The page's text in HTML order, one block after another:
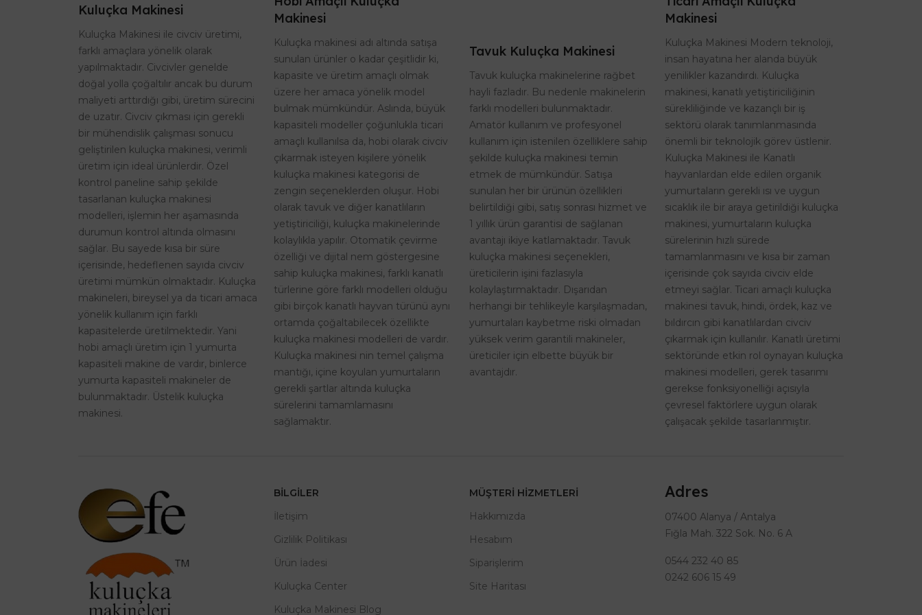
Kuluçka Makinesi
Kuluçka Makinesi ile civciv üretimi,
farklı amaçlara yönelik olarak
yapılmaktadır. Civcivler genelde
doğal yolla çoğaltılır ancak bu durum
maliyeti arttırdığı gibi, üretim sürecini
de uzatır. Civciv çıkması için gerekli
bir mühendislik çalışması sonucu
geliştirilen kuluçka makinesi, verimli
üretim için ideal ürünlerdir. Özel
kontrol paneline sahip şekilde
tasarlanan kuluçka makinesi
modelleri, işlemin her aşamasında
durumun kontrol altında olmasını
sağlar. Bu sayede kısa bir süre
içerisinde, hedeflenen sayıda civciv
üretimi mümkün olmaktadır. Kuluçka
makineleri, bireysel ya da ticari amaca
yönelik kullanım için farklı
kapasitelerde üretilmektedir. Yani
hobi amaçlı üretim için 1 yumurta
kapasiteli makine de vardır, binlerce
yumurta kapasiteli makineler de
bulunmaktadır. Üstelik kuluçka
makinesi.
Makinesi
Kuluçka makinesi adı altında satışa
sunulan ürünler o kadar çeşitlidir ki,
kapasite ve üretim amaçlı olmak
üzere her amaca yönelik model
bulmak mümkündür. Aslında, büyük
kapasiteli modeller çoğunlukla ticari
amaçlı kullanılsa da, hobi olarak civciv
çıkarmak isteyen kişilere yönelik
kuluçka makinesi kategorisi de
zengin seçeneklerden oluşur. Hobi
olarak tavuk ve diğer kanatlıların
yetiştiriciliği, kuluçka makinelerinde
kolaylıkla yapılır. Otomatik çevirme
özelliği ve dijital nem göstergesine
sahip kuluçka makinesi, farklı kanatlı
türlerine göre farklı modelleri olduğu
gibi birçok kanatlı hayvan türünü aynı
ortamda çoğaltabilecek özellikte
kuluçka makinesi modelleri de vardır.
Kuluçka makinesi nin temel çalışma
mantığı, içine koyulan yumurtaların
gerekli şartlar altında kuluçka
sürelerini tamamlamasını
sağlamaktır.
Tavuk Kuluçka Makinesi
Tavuk kuluçka makinelerine rağbet
hayli fazladır. Bu nedenle makinelerin
farklı modelleri bulunmaktadır.
Amatör kullanım ve profesyonel
kullanım için istenilen özelliklere sahip
şekilde kuluçka makinesi temin
etmek de mümkündür. Satışa
sunulan her bir ürünün özellikleri
belirtildiği gibi, satış sonrası hizmet ve
1 yıllık ürün garantisi de sağlanan
avantajı ikiye katlamaktadır. Tavuk
kuluçka makinesi seçenekleri,
üreticilerin işini fazlasıyla
kolaylaştırmaktadır. Dışarıdan
herhangi bir tehlikeyle karşılaşmadan,
yumurtaları kaybetme riski olmadan
yüksek verim garantili makineler,
üreticiler için elbette büyük bir
avantajdır.
Makinesi
Kuluçka Makinesi Modern teknoloji,
insan hayatına her alanda büyük
yenilikler kazandırdı. Kuluçka
makinesi, kanatlı yetiştiriciliğinin
sürekliliğinde ve kazançlı bir iş
sektörü olarak tanımlanmasında
önemli bir teknolojik görev üstlenir.
Kuluçka Makinesi ile Kanatlı
hayvanlardan elde edilen organik
yumurtaların gerekli ısı ve uygun
sıcaklık ile bir araya getirildiği kuluçka
makinesi, yumurtaların kuluçka
sürelerinin hızlı sürede
tamamlanmasını ve kısa bir zaman
içerisinde çok sayıda civciv elde
etmeyi sağlar. Ticari amaçlı kuluçka
makinesi tavuk, hindi, ördek, kaz ve
bıldırcın gibi kanatlılardan civciv
çıkarmak için kullanılır. Kanatlı üretimi
sektöründe etkin rol oynayan kuluçka
makinesi modelleri, gerek tasarımı
gerekse fonksiyonelliği açısıyla
çevresel faktörlere uygun olarak
çalışacak şekilde tasarlanmıştır.
BILGILER
İletişim
Gizlilik Politikası
Ürün İadesi
Kuluçka Center
Kuluçka Makinesi Blog
MÜŞTERI HIZMETLERI
Hakkımızda
Hesabım
Siparişlerim
Site Haritası
Adres
07400 Alanya / Antalya
Fığla Mah. 322 Sok. No. 6 A
0544 232 40 85
0242 606 15 49